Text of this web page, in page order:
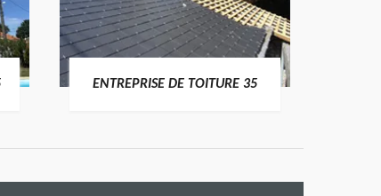
ENTREPRISE DE TOITURE 35